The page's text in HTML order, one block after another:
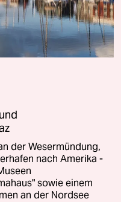
der Wesermündung,
nach Amerika -
sowie einem
an der Nordsee